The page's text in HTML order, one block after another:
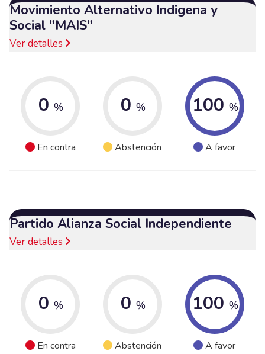
Movimiento Alternativo Indigena y
Social "MAIS"
Ver detalles
0 %
En contra
0 %
Abstención
100 %
A favor
Partido Alianza Social Independiente
Ver detalles
0 %
En contra
0 %
Abstención
100 %
A favor